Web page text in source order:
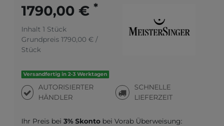
1790,00 € *
Inhalt 1 Stück
Grundpreis 1790,00 € /
Stück
Versandfertig in 2-3 Werktagen
AUTORISIERTER
HÄNDLER
SCHNELLE
LIEFERZEIT
Ihr Preis bei 3% Skonto bei Vorab Überweisung: